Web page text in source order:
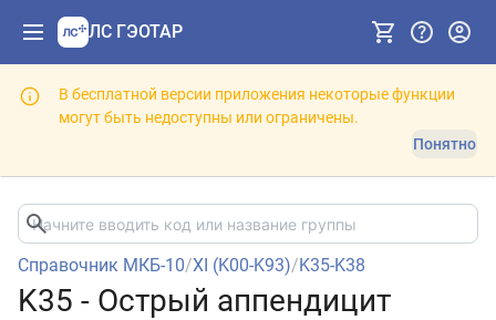
ЛС ГЭОТАР
В бесплатной версии приложения некоторые функции
могут быть недоступны или ограничены.
Понятно
Справочник МКБ-10/XI (K00-K93)/K35-K38
K35 - Острый аппендицит